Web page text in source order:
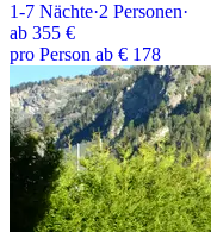
1-7 Nächte·2 Personen·
ab 355 €
pro Person ab € 178